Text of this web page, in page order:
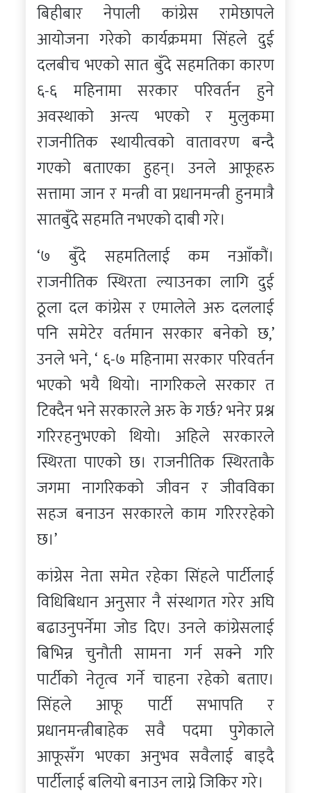
बिहीबार नेपाली कांग्रेस रामेछापले
आयोजना गरेको कार्यक्रममा सिंहले दुई
दलबीच भएको सात बुँदे सहमतिका कारण
६-६ महिनामा सरकार परिवर्तन हुने
अवस्थाको अन्त्य भएको र मुलुकमा
राजनीतिक स्थायीत्वको वातावरण बन्दै
गएको बताएका हुहन्। उनले आफूहरु
सत्तामा जान र मन्त्री वा प्रधानमन्त्री हुनमात्रै
सातबुँदे सहमति नभएको दाबी गरे।
‘७ बुँदे सहमतिलाई कम नआँकौं।
राजनीतिक स्थिरता ल्याउनका लागि दुई
ठूला दल कांग्रेस र एमालेले अरु दललाई
पनि समेटेर वर्तमान सरकार बनेको छ,’
उनले भने, ‘ ६-७ महिनामा सरकार परिवर्तन
भएको भयै थियो। नागरिकले सरकार त
टिक्दैन भने सरकारले अरु के गर्छ? भनेर प्रश्न
गरिरहनुभएको थियो। अहिले सरकारले
स्थिरता पाएको छ। राजनीतिक स्थिरताकै
जगमा नागरिकको जीवन र जीवविका
सहज बनाउन सरकारले काम गरिररहेको
छ।’
कांग्रेस नेता समेत रहेका सिंहले पार्टीलाई
विधिबिधान अनुसार नै संस्थागत गरेर अघि
बढाउनुपर्नेमा जोड दिए। उनले कांग्रेसलाई
बिभिन्न चुनौती सामना गर्न सक्ने गरि
पार्टीको नेतृत्व गर्ने चाहना रहेको बताए।
सिंहले आफू पार्टी सभापति र
प्रधानमन्त्रीबाहेक सवै पदमा पुगेकाले
आफूसँग भएका अनुभव सवैलाई बाड्दै
पार्टीलाई बलियो बनाउन लाग्ने जिकिर गरे।